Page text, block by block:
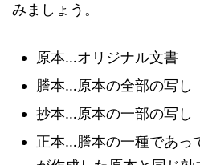
みましょう。
原本…オリジナル文書
謄本…原本の全部の写し
抄本…原本の一部の写し
正本…謄本の一種であっ